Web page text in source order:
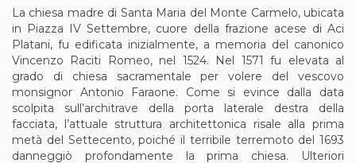
La chiesa madre di Santa Maria del Monte Carmelo, ubicata
in Piazza IV Settembre, cuore della frazione acese di Aci
Platani, fu edificata inizialmente, a memoria del canonico
Vincenzo Raciti Romeo, nel 1524. Nel 1571 fu elevata al
grado di chiesa sacramentale per volere del vescovo
monsignor Antonio Faraone. Come si evince dalla data
scolpita sull’architrave della porta laterale destra della
facciata, l’attuale struttura architettonica risale alla prima
metà del Settecento, poiché il terribile terremoto del 1693
danneggiò profondamente la prima chiesa. Ulteriori